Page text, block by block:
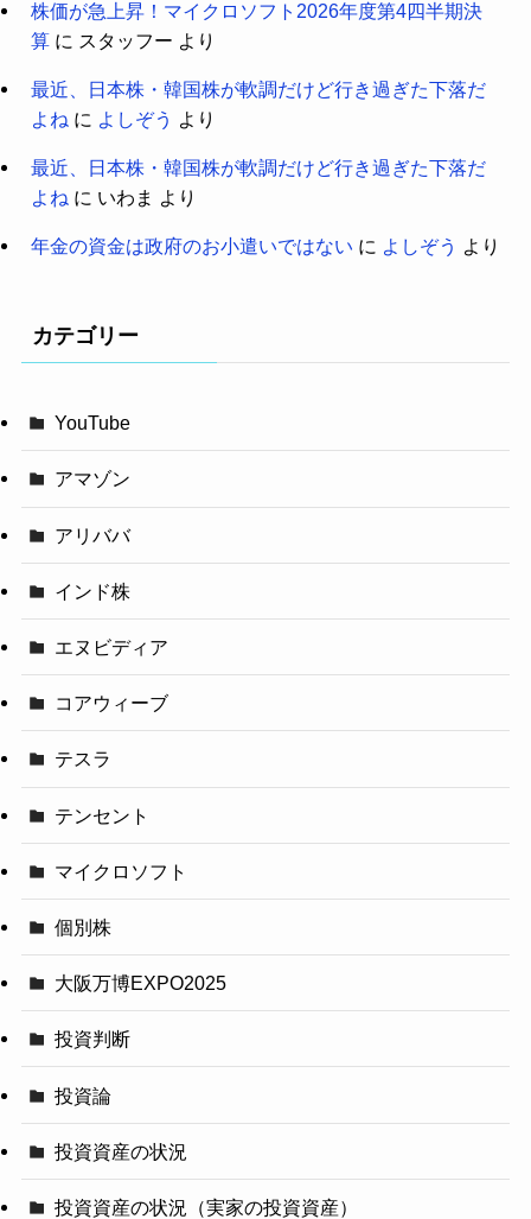
株価が急上昇！マイクロソフト2026年度第4四半期決
算に スタッフー より
最近、日本株・韓国株が軟調だけど行き過ぎた下落だ
よね に よしぞう より
最近、日本株・韓国株が軟調だけど行き過ぎた下落だ
よね に いわま より
年金の資金は政府のお小遣いではない に よしぞう より
カテゴリー
YouTube
アマゾン
アリババ
インド株
エヌビディア
コアウィーブ
テスラ
テンセント
マイクロソフト
個別株
大阪万博EXPO2025
投資判断
投資論
投資資産の状況
投資資産の状況（実家の投資資産）